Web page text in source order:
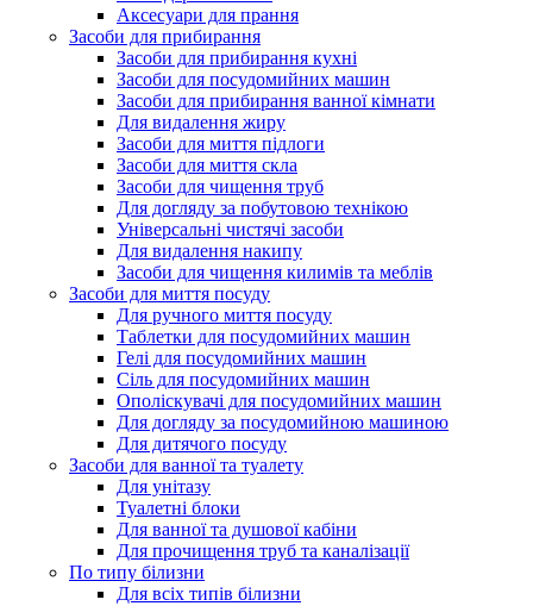
Аксесуари для прання
Засоби для прибирання
Засоби для прибирання кухні
Засоби для посудомийних машин
Засоби для прибирання ванної кімнати
Для видалення жиру
Засоби для миття підлоги
Засоби для миття скла
Засоби для чищення труб
Для догляду за побутовою технікою
Універсальні чистячі засоби
Для видалення накипу
Засоби для чищення килимів та меблів
Засоби для миття посуду
Для ручного миття посуду
Таблетки для посудомийних машин
Гелі для посудомийних машин
Сіль для посудомийних машин
Ополіскувачі для посудомийних машин
Для догляду за посудомийною машиною
Для дитячого посуду
Засоби для ванної та туалету
Для унітазу
Туалетні блоки
Для ванної та душової кабіни
Для прочищення труб та каналізації
По типу білизни
Для всіх типів білизни